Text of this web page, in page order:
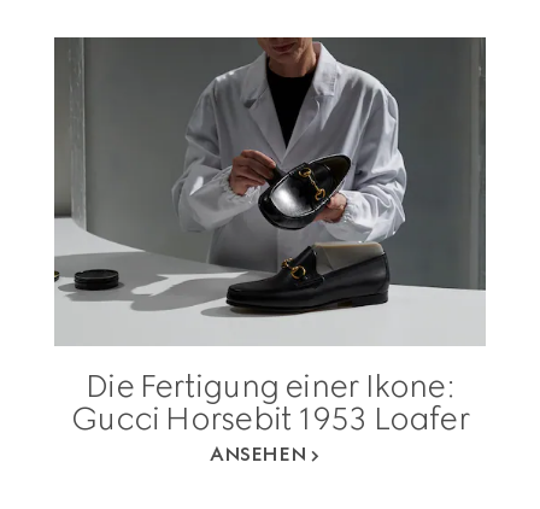
Die Fertigung einer Ikone:
Gucci Horsebit 1953 Loafer
ANSEHEN